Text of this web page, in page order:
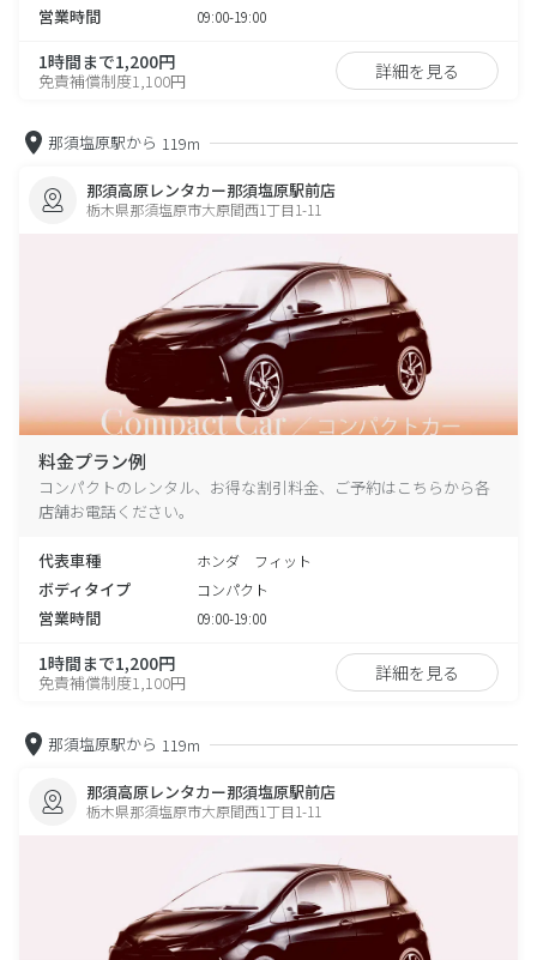
営業時間 09:00-19:00
1時間まで1,200円
免責補償制度1,100円 詳細を見る
那須塩原駅から 119m
那須高原レンタカー那須塩原駅前店
栃木県那須塩原市大原間西1丁目1-11
料金プラン例
コンパクトのレンタル、お得な割引料金、ご予約はこちらから各
店舗お電話ください。
代表車種 ホンダ フィット
ボディタイプ コンパクト
営業時間 09:00-19:00
1時間まで1,200円
免責補償制度1,100円 詳細を見る
那須塩原駅から 119m
那須高原レンタカー那須塩原駅前店
栃木県那須塩原市大原間西1丁目1-11